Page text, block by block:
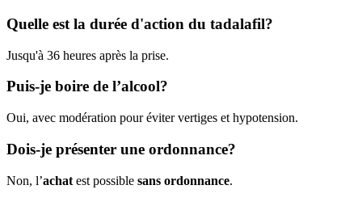
Quelle est la durée d'action du tadalafil?
Jusqu'à 36 heures après la prise.
Puis-je boire de l’alcool?
Oui, avec modération pour éviter vertiges et hypotension.
Dois-je présenter une ordonnance?
Non, l’achat est possible sans ordonnance.